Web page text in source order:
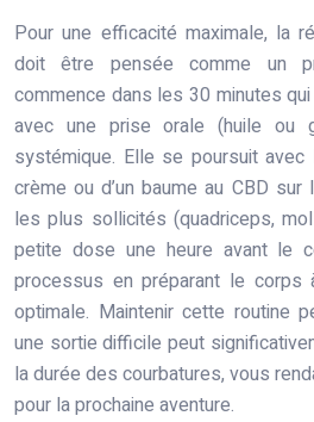
Pour une efficacité maximale, la
doit être pensée comme un
commence dans les 30 minutes qui
avec une prise orale (huile ou
systémique. Elle se poursuit avec
crème ou d’un baume au CBD
les plus sollicités (quadriceps,
petite dose une heure avant le
processus en préparant le corps
optimale. Maintenir cette routine
une sortie difficile peut
la durée des courbatures, vous
pour la prochaine aventure.